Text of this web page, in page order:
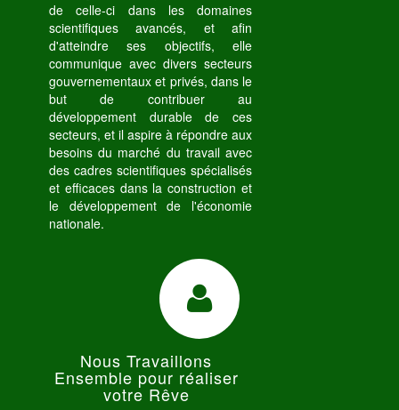
de celle-ci dans les domaines
scientifiques avancés, et afin
d'atteindre ses objectifs, elle
communique avec divers secteurs
gouvernementaux et privés, dans le
but de contribuer au
développement durable de ces
secteurs, et il aspire à répondre aux
besoins du marché du travail avec
des cadres scientifiques spécialisés
et efficaces dans la construction et
le développement de l'économie
nationale.
Nous Travaillons
Ensemble pour réaliser
votre Rêve